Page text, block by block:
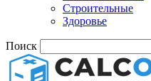
Строительные
Здоровье
Поиск